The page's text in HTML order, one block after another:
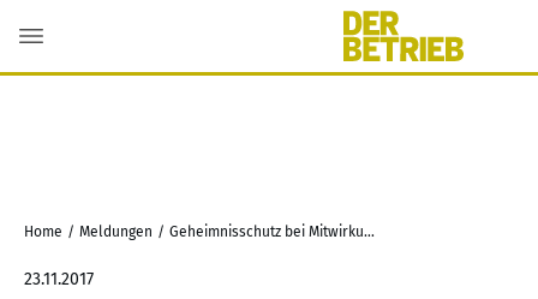
Home / Meldungen / Geheimnisschutz bei Mitwirkung Dritter: Gesetz in Kraft
23.11.2017